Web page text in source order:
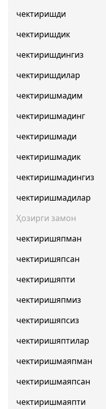
чектиришди
чектиришдик
чектиришдингиз
чектиришдилар
чектиришмадим
чектиришмадинг
чектиришмади
чектиришмадик
чектиришмадингиз
чектиришмадилар
Ҳозирги замон
чектиришяпман
чектиришяпсан
чектиришяпти
чектиришяпмиз
чектиришяпсиз
чектиришяптилар
чектиришмаяпман
чектиришмаяпсан
чектиришмаяпти